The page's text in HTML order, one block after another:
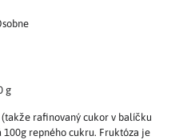
g
rafinovaný cukor v balíčku
repného cukru. Fruktóza je